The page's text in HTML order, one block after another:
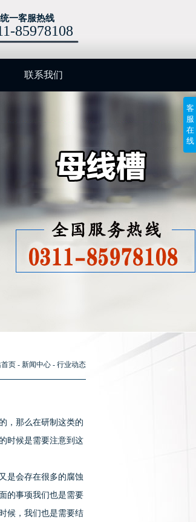
一客服热线
85978108
联系我们
首页 - 新闻中心 - 行业动态
，那么在研制这类的
时候是需要注意到这
是会存在很多的腐蚀
的事项我们也是需要
候，我们也是需要结
客
服
在
线